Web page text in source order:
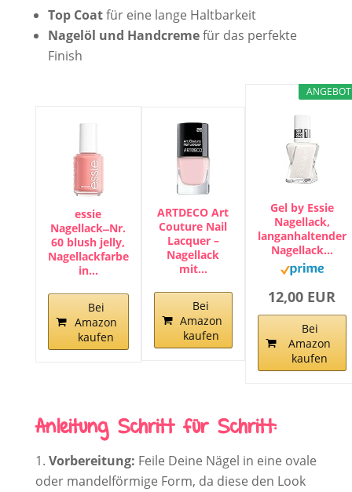
Top Coatfür eine lange Haltbarkeit
Nagelöl und Handcremefür das perfekte
Finish
essie
Nagellack ̶ Nr.
60 blush jelly,
Nagellackfarbe
in…
Bei
Amazon
kaufen
ARTDECO Art
Couture Nail
Lacquer –
Nagellack
mit…
Bei
Amazon
kaufen
ANGEBOT
Gel by Essie
Nagellack,
langanhaltender
Nagellack…
12,00 EUR
Bei
Amazon
kaufen
Anleitung Schritt für Schritt:
Vorbereitung: Feile Deine Nägel in eine ovale
oder mandelförmige Form, da diese den Look